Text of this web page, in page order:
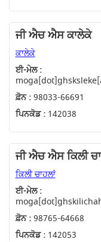
ਜੀ ਐਚ ਐਸ ਕਾਲੇਕੇ
ਕਾਲੇਕੇ
ਈ-ਮੇਲ :
ਫ਼ੋਨ :98033-66691
ਪਿਨਕੋਡ :142038
ਜੀ ਐਚ ਐਸ ਕਿਲੀ
ਕਿਲੀ ਚਾਹਲਾਂ
ਈ-ਮੇਲ :
ਫ਼ੋਨ :98765-64668
ਪਿਨਕੋਡ :142053